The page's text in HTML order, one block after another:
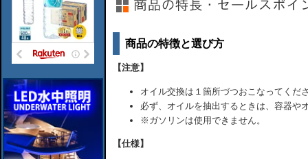
商品の特徴と選び方
【注意】
オイル交換は１箇所づつおこなってくだ
必ず、オイルを抽出するときは、容器や
※ガソリンは使用できません。
【仕様】